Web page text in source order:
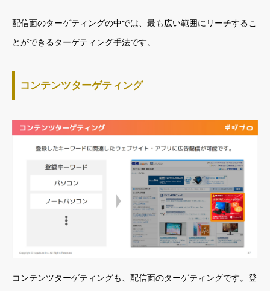
配信面のターゲティングの中では、最も広い範囲にリーチするこ
とができるターゲティング手法です。
コンテンツターゲティング
コンテンツターゲティングも、配信面のターゲティングです。登